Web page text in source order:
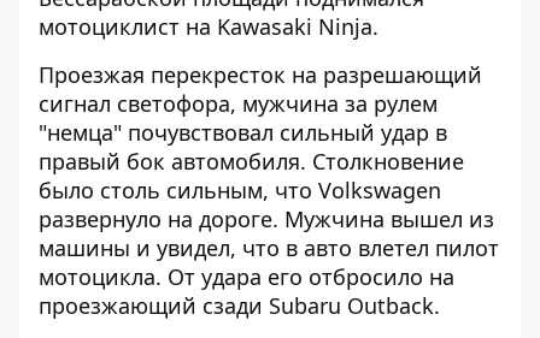
мотоциклист на Kawasaki Ninja.
Проезжая перекресток на разрешающий
сигнал светофора, мужчина за рулем
"немца" почувствовал сильный удар в
правый бок автомобиля. Столкновение
было столь сильным, что Volkswagen
развернуло на дороге. Мужчина вышел из
машины и увидел, что в авто влетел пилот
мотоцикла. От удара его отбросило на
проезжающий сзади Subaru Outback.